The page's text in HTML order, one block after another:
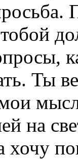
Ты
на
хочу